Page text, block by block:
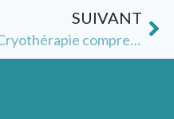
SUIVANT
Cryothérapie compressive et récupération sportive : optimiser ses performances durablement